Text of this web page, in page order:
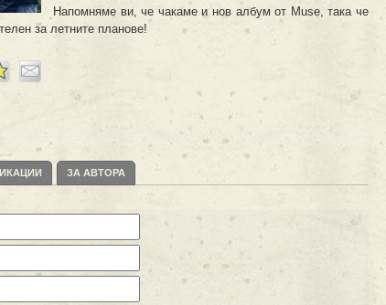
Напомняме ви, че чакаме и нов албум от Muse, така че
за летните планове!
ЗА АВТОРА